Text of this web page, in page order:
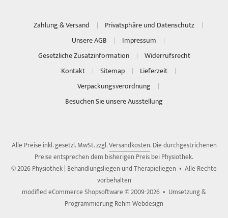
Zahlung & Versand
Privatsphäre und Datenschutz
Unsere AGB
Impressum
Gesetzliche Zusatzinformation
Widerrufsrecht
Kontakt
Sitemap
Lieferzeit
Verpackungsverordnung
Besuchen Sie unsere Ausstellung
Alle Preise inkl. gesetzl. MwSt. zzgl.Versandkosten. Die durchgestrichenen
Preise entsprechen dem bisherigen Preis bei Physiothek.
© 2026 Physiothek | Behandlungsliegen und Therapieliegen • Alle Rechte
vorbehalten
modified eCommerce Shopsoftware © 2009-2026 • Umsetzung &
Programmierung Rehm Webdesign